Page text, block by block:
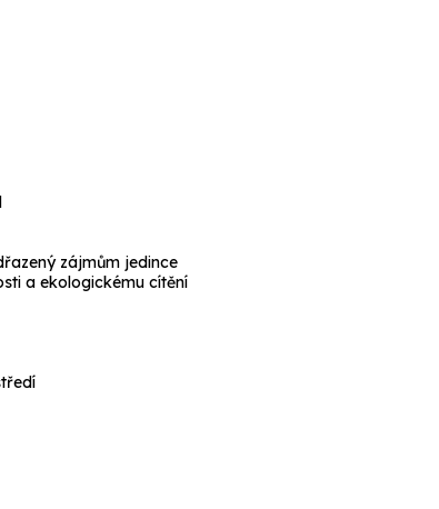
zájmům jedince
a ekologickému cítění